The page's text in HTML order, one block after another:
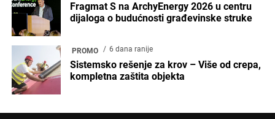
Fragmat S na ArchyEnergy 2026 u centru
dijaloga o budućnosti građevinske struke
PROMO 6 dana ranije
Sistemsko rešenje za krov – Više od crepa,
kompletna zaštita objekta